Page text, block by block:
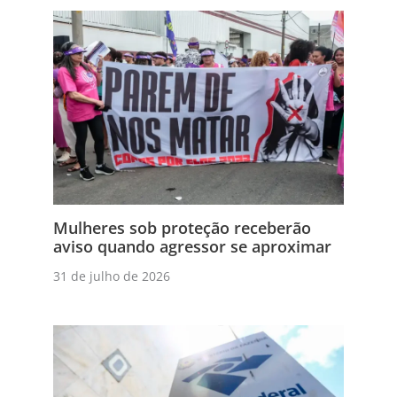
Mulheres sob proteção receberão
aviso quando agressor se aproximar
31 de julho de 2026